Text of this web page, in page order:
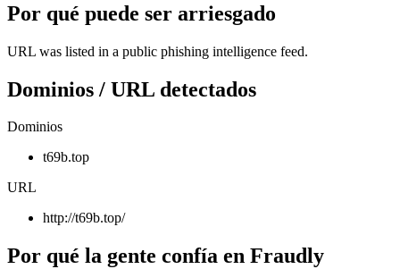
Por qué puede ser arriesgado
URL was listed in a public phishing intelligence feed.
Dominios / URL detectados
Dominios
t69b.top
URL
http://t69b.top/
Por qué la gente confía en Fraudly